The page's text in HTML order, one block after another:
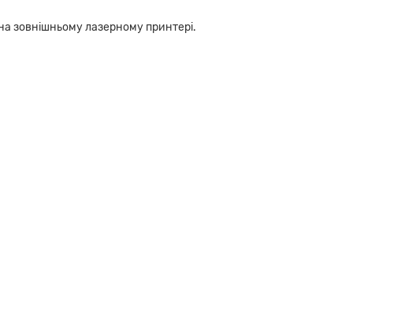
зовнішньому лазерному принтері.